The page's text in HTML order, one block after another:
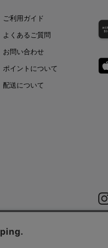
ご利用ガイド
よくあるご質問
お問い合わせ
ポイントについて
配送について